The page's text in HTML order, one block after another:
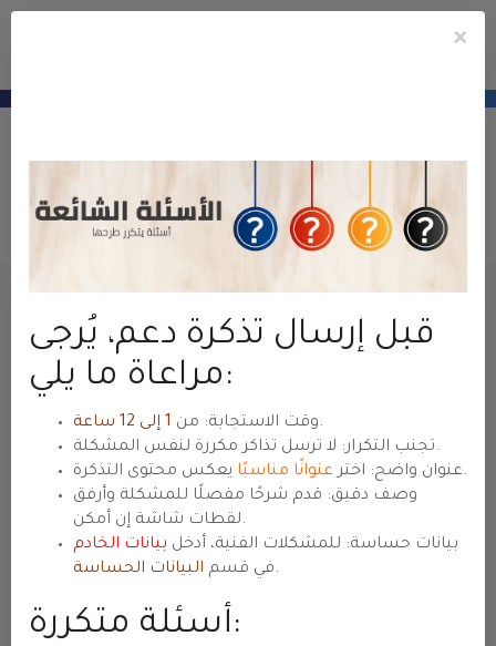
Abrir Ticket
Administración Área del Cliente
Enviar Ticket de Consulta
Nombre
Dirección de Email
Asunto
×
قبل إرسال تذكرة دعم، يُرجى
مراعاة ما يلي:
وقت الاستجابة: من 1 إلى 12 ساعة
.
تجنب التكرار: لا ترسل تذاكر مكررة لنفس المشكلة.
عنوان واضح: اختر عنوانًا مناسبًا
يعكس محتوى التذكرة.
وصف دقيق: قدم شرحًا مفصلًا للمشكلة وأرفق
لقطات شاشة إن أمكن.
بيانات حساسة: للمشكلات الفنية، أدخل بيانات الخادم
في قسم البيانات الحساسة .
أسئلة متكررة: